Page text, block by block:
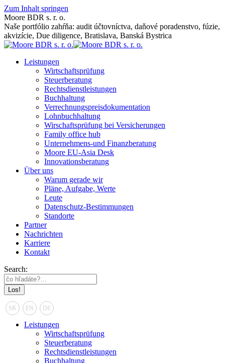
Zum Inhalt springen
Moore BDR s. r. o.
Naše portfólio zahŕňa: audit účtovníctva, daňové poradenstvo, fúzie,
akvizície, Due diligence, Bratislava, Banská Bystrica
Leistungen
Wirtschaftsprüfung
Steuerberatung
Rechtsdienstleistungen
Buchhaltung
Verrechnungspreisdokumentation
Lohnbuchhaltung
Wirschaftsprüfung bei Versicherungen
Family office hub
Unternehmens-und Finanzberatung
Moore EU-Asia Desk
Innovationsberatung
Über uns
Warum gerade wir
Pläne, Aufgabe, Werte
Leute
Datenschutz-Bestimmungen
Standorte
Partner
Nachrichten
Karriere
Kontakt
Search:
SK EN DE
Leistungen
Wirtschaftsprüfung
Steuerberatung
Rechtsdienstleistungen
Buchhaltung